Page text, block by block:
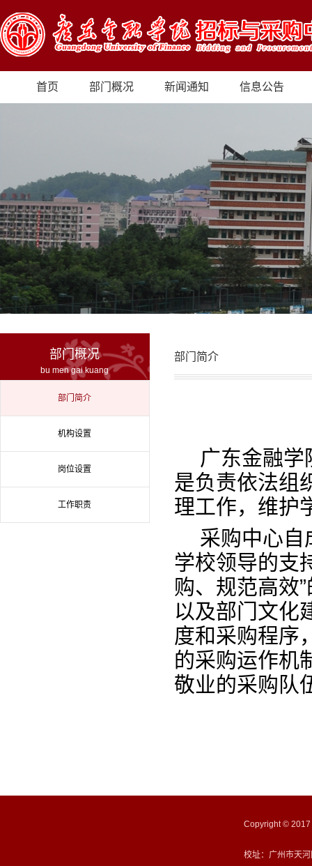
首页 部门概况 新闻通知 信息公告
部门概况
bu men gai kuang
部门简介
机构设置
岗位设置
工作职责
部门简介
广东金融
是负责依法组
理工作，维护
采购中心自
学校领导的支
购、规范高效
以及部门文化
度和采购程序
的采购运作机
敬业的采购队
Copyright © 2017
校址：广州市天